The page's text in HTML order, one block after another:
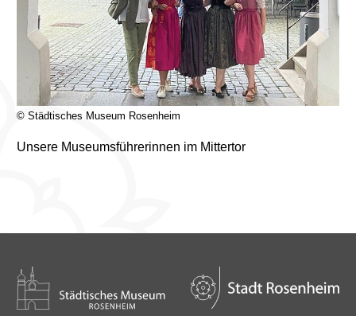
© Städtisches Museum Rosenheim
Unsere Museumsführerinnen im Mittertor